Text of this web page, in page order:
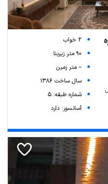
2 خواب
90 متر زیربنا
-- متر زمین
سال ساخت 1386
شماره طبقه: 5
آسانسور: دارد